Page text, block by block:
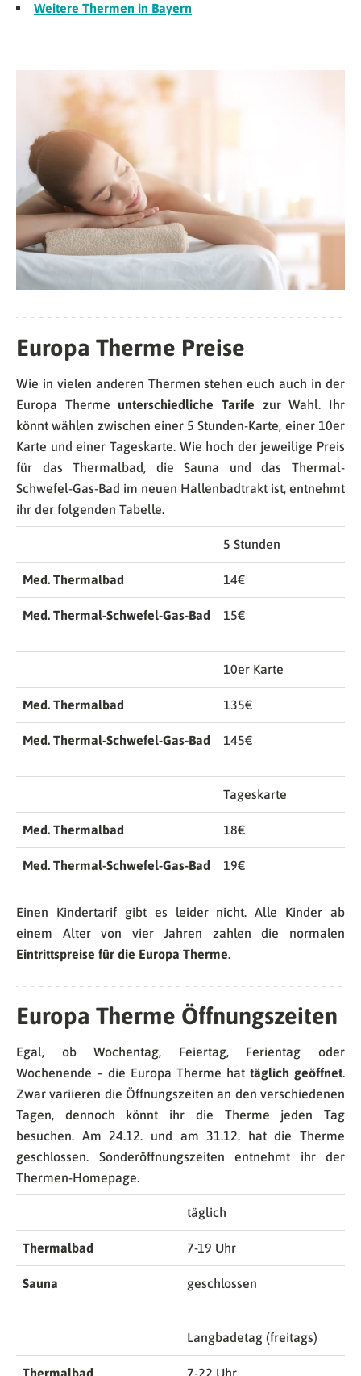
Weitere Thermen in Bayern
Europa Therme Preise
Wie in vielen anderen Thermen stehen euch auch in der
Europa Therme unterschiedliche Tarife zur Wahl. Ihr
könnt wählen zwischen einer 5 Stunden-Karte, einer 10er
Karte und einer Tageskarte. Wie hoch der jeweilige Preis
für das Thermalbad, die Sauna und das Thermal-
Schwefel-Gas-Bad im neuen Hallenbadtrakt ist, entnehmt
ihr der folgenden Tabelle.
5 Stunden
Med. Thermalbad 14€
Med. Thermal-Schwefel-Gas-Bad 15€
10er Karte
Med. Thermalbad 135€
Med. Thermal-Schwefel-Gas-Bad 145€
Tageskarte
Med. Thermalbad 18€
Med. Thermal-Schwefel-Gas-Bad 19€
Einen Kindertarif gibt es leider nicht. Alle Kinder ab
einem Alter von vier Jahren zahlen die normalen
Eintrittspreise für die Europa Therme.
Europa Therme Öffnungszeiten
Egal, ob Wochentag, Feiertag, Ferientag oder
Wochenende – die Europa Therme hat täglich geöffnet.
Zwar variieren die Öffnungszeiten an den verschiedenen
Tagen, dennoch könnt ihr die Therme jeden Tag
besuchen. Am 24.12. und am 31.12. hat die Therme
geschlossen. Sonderöffnungszeiten entnehmt ihr der
Thermen-Homepage.
täglich
Thermalbad 7-19 Uhr
Sauna geschlossen
Langbadetag (freitags)
Thermalbad 7-22 Uhr